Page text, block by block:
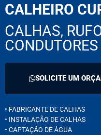
CALHEIRO
CALHAS,
CONDUTORES
SOLICITE UM
• FABRICANTE DE CALHAS
• INSTALAÇÃO DE CALHAS
• CAPTAÇÃO DE ÁGUA